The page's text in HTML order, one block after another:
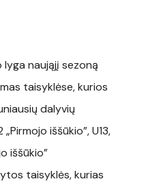
naująjį sezoną
taisyklėse, kurios
dalyvių
iššūkio”, U13,
iššūkio”
taisyklės, kurias